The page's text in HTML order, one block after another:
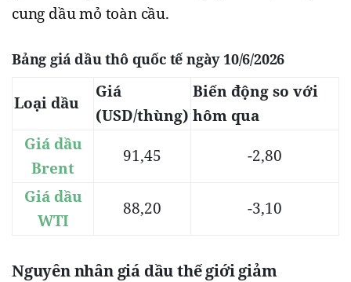
cung dầu mỏ toàn cầu.
Bảng giá dầu thô quốc tế ngày 10/6/2026
Loại dầu
Giá
(USD/thùng)
Biến động so với
hôm qua
Giá dầu
Brent
91,45
-2,80
Giá dầu
WTI
88,20 -3,10
Nguyên nhân giá dầu thế giới giảm